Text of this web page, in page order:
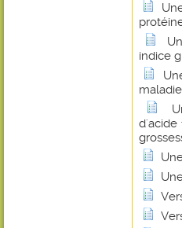
indice
d'acide